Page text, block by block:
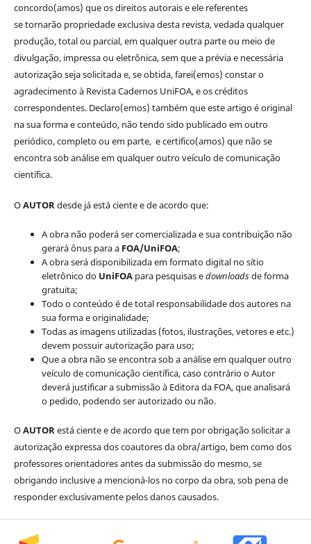
concordo(amos) que os direitos autorais e ele referentes
se tornarão propriedade exclusiva desta revista, vedada qualquer
produção, total ou parcial, em qualquer outra parte ou meio de
divulgação, impressa ou eletrônica, sem que a prévia e necessária
autorização seja solicitada e, se obtida, farei(emos) constar o
agradecimento à Revista Cadernos UniFOA, e os créditos
correspondentes. Declaro(emos) também que este artigo é original
na sua forma e conteúdo, não tendo sido publicado em outro
periódico, completo ou em parte, e certifico(amos) que não se
encontra sob análise em qualquer outro veículo de comunicação
científica.
OAUTORdesde já está ciente e de acordo que:
A obra não poderá ser comercializada e sua contribuição não
gerará ônus para a FOA/UniFOA;
A obra será disponibilizada em formato digital no sítio
eletrônico do UniFOApara pesquisas edownloadsde forma
gratuita;
Todo o conteúdo é de total responsabilidade dos autores na
sua forma e originalidade;
Todas as imagens utilizadas (fotos, ilustrações, vetores e etc.)
devem possuir autorização para uso;
Que a obra não se encontra sob a análise em qualquer outro
veículo de comunicação científica, caso contrário o Autor
deverá justificar a submissão à Editora da FOA, que analisará
o pedido, podendo ser autorizado ou não.
OAUTORestá ciente e de acordo que tem por obrigação solicitar a
autorização expressa dos coautores da obra/artigo, bem como dos
professores orientadores antes da submissão do mesmo, se
obrigando inclusive a mencioná-los no corpo da obra, sob pena de
responder exclusivamente pelos danos causados.